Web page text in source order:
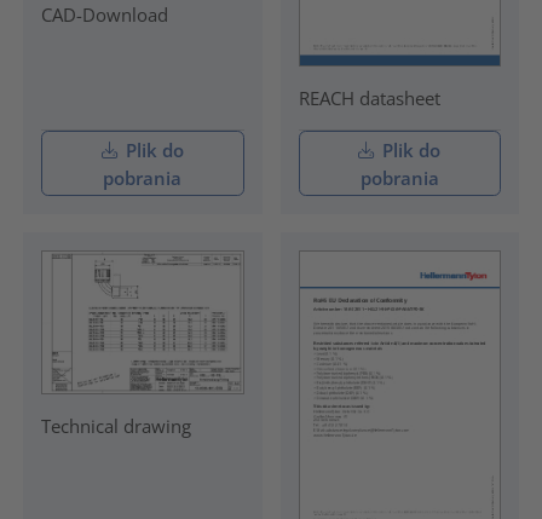
CAD-Download
Plik do
pobrania
REACH datasheet
Plik do
pobrania
Technical drawing